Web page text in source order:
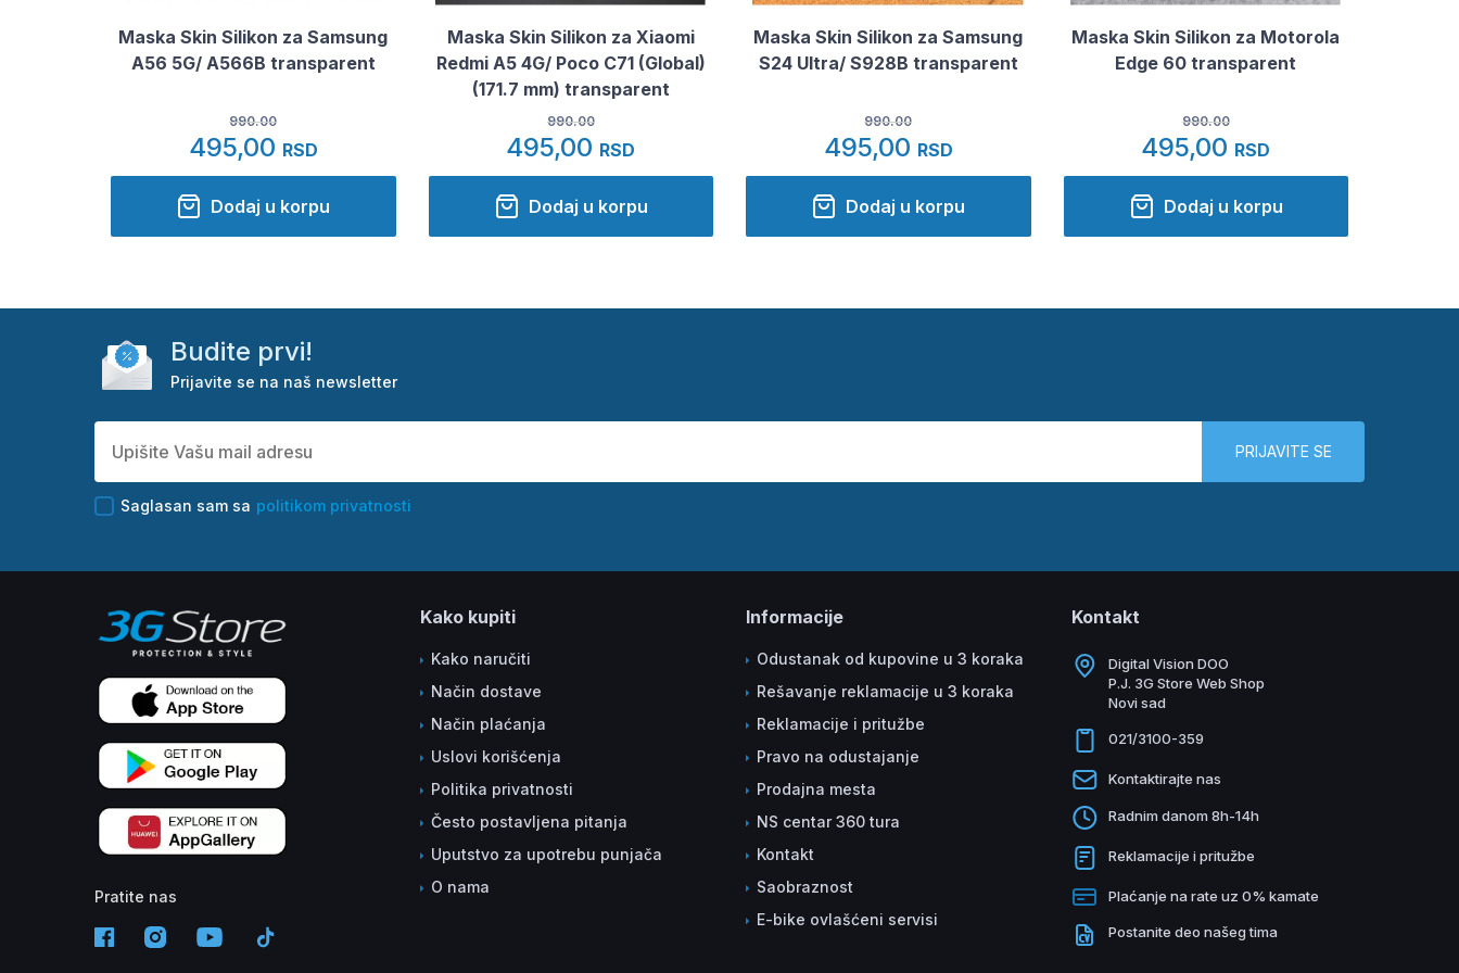
Maska Skin Silikon za Samsung
A56 5G/ A566B transparent
990.00
495,00 RSD
Dodaj u korpu
Maska Skin Silikon za Xiaomi
Redmi A5 4G/ Poco C71 (Global)
(171.7 mm) transparent
990.00
495,00 RSD
Dodaj u korpu
Maska Skin Silikon za Samsung
S24 Ultra/ S928B transparent
990.00
495,00 RSD
Dodaj u korpu
Maska Skin Silikon za Motorola
Edge 60 transparent
990.00
495,00 RSD
Dodaj u korpu
Budite prvi!
Prijavite se na naš newsletter
Saglasan sam sa politikom privatnosti
PRIJAVITE SE
Pratite nas
Kako kupiti
Kako naručiti
Način dostave
Način plaćanja
Uslovi korišćenja
Politika privatnosti
Često postavljena pitanja
Uputstvo za upotrebu punjača
O nama
Informacije
Odustanak od kupovine u 3 koraka
Rešavanje reklamacije u 3 koraka
Reklamacije i pritužbe
Pravo na odustajanje
Prodajna mesta
NS centar 360 tura
Kontakt
Saobraznost
E-bike ovlašćeni servisi
Kontakt
Digital Vision DOO
P.J. 3G Store Web Shop
Novi sad
021/3100-359
Kontaktirajte nas
Radnim danom 8h-14h
Reklamacije i pritužbe
Plaćanje na rate uz 0% kamate
Postanite deo našeg tima